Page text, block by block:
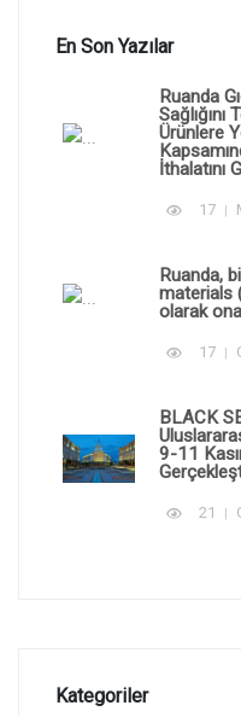
En Son Yazılar
Ruanda
Ürünlere
İthalatını
17
Ruanda,
materials
olarak
17
BLACK
9-11
21
Kategoriler